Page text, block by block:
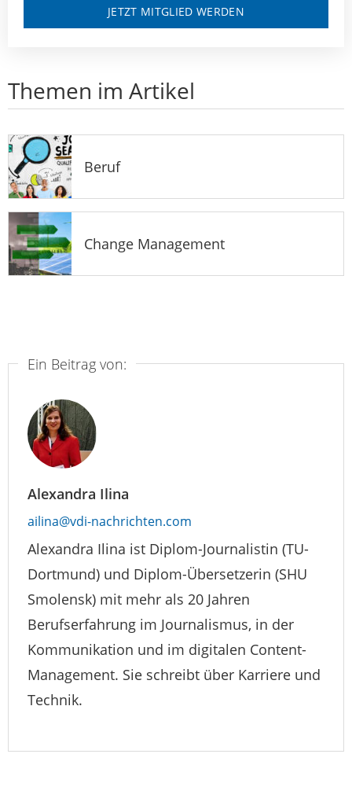
JETZT MITGLIED WERDEN
Themen im Artikel
Beruf
Change Management
Ein Beitrag von:
Alexandra Ilina
ailina@vdi-nachrichten.com
Alexandra Ilina ist Diplom-Journalistin (TU-
Dortmund) und Diplom-Übersetzerin (SHU
Smolensk) mit mehr als 20 Jahren
Berufserfahrung im Journalismus, in der
Kommunikation und im digitalen Content-
Management. Sie schreibt über Karriere und
Technik.